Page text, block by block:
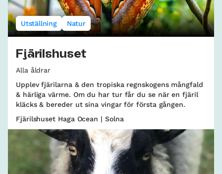
Utställning Natur
Fjärilshuset
Alla åldrar
Upplev fjärilarna & den tropiska regnskogens mångfald
& härliga värme. Om du har tur får du se när en fjäril
kläcks & bereder ut sina vingar för första gången.
Fjärilshuset Haga Ocean | Solna